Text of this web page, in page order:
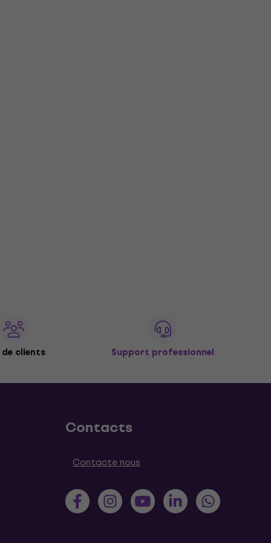
de clients Support professionnel
Contacts
Contacte nous